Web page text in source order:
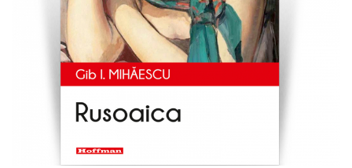
Literatura
Contemporana
Non-fictiune